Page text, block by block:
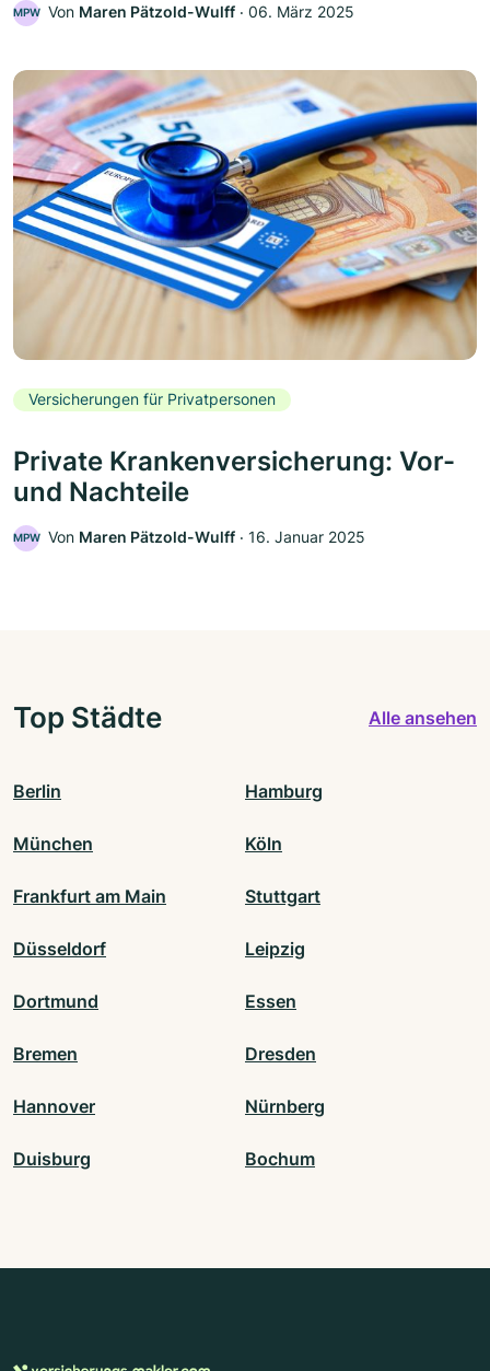
MPW Von Maren Pätzold-Wulff ‧ 06. März 2025
Versicherungen für Privatpersonen
Private Krankenversicherung: Vor-
und Nachteile
MPW Von Maren Pätzold-Wulff ‧ 16. Januar 2025
Top Städte Alle ansehen
Berlin Hamburg
München Köln
Frankfurt am Main Stuttgart
Düsseldorf Leipzig
Dortmund Essen
Bremen Dresden
Hannover Nürnberg
Duisburg Bochum